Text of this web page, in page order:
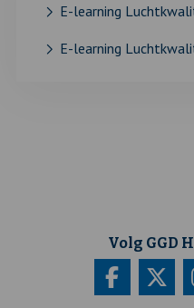
E-learning
E-learning
Volg GGD
Bezoek
Deze